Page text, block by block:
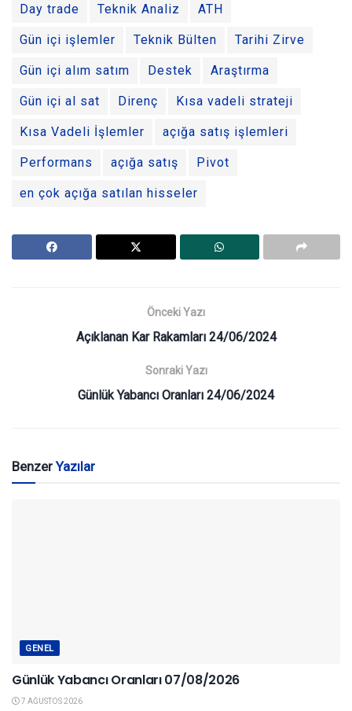
Day trade Teknik Analiz ATH
Gün içi işlemler Teknik Bülten Tarihi Zirve
Gün içi alım satım Destek Araştırma
Gün içi al sat Direnç Kısa vadeli strateji
Kısa Vadeli İşlemler açığa satış işlemleri
Performans açığa satış Pivot
en çok açığa satılan hisseler
Önceki Yazı
Açıklanan Kar Rakamları 24/06/2024
Sonraki Yazı
Günlük Yabancı Oranları 24/06/2024
BenzerYazılar
GENEL
Günlük Yabancı Oranları 07/08/2026
7 AĞUSTOS 2026